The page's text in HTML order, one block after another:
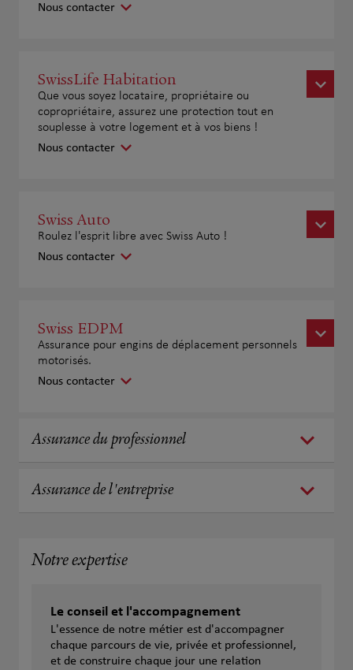
Nous contacter
SwissLife Habitation
Que vous soyez locataire, propriétaire ou
copropriétaire, assurez une protection tout en
souplesse à votre logement et à vos biens !
Nous contacter
Swiss Auto
Roulez l'esprit libre avec Swiss Auto !
Nous contacter
Swiss EDPM
Assurance pour engins de déplacement personnels
motorisés.
Nous contacter
Assurance du professionnel
Assurance de l'entreprise
Notre expertise
Le conseil et l'accompagnement
L'essence de notre métier est d'accompagner
chaque parcours de vie, privée et professionnel,
et de construire chaque jour une relation